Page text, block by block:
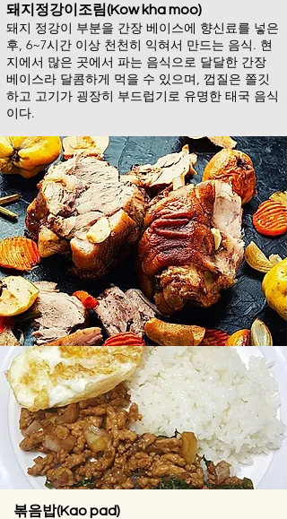
돼지 정강이조림(Kow kha moo)
돼지 정강이 부분을 간장 베이스에 향신료를 넣은
후, 6~7시간 이상 천천히 익혀서 만드는 음식. 현
지에서 많은 곳에서 파는 음식으로 달달한 간장
베이스라 달콤하게 먹을 수 있으며, 껍질은 쫄깃
하고 고기가 굉장히 부드럽기로 유명한 태국 음식
이다.
볶음밥(Kao pad)